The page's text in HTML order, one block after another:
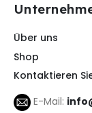
Über uns
Shop
Kontaktieren
E-Mail: